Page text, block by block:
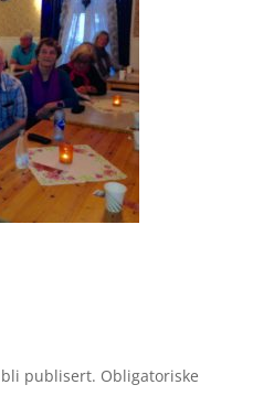
publisert. Obligatoriske